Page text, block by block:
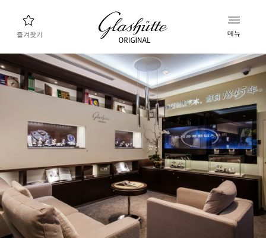
즐겨찾기 메뉴
나에게 맞는 시계 찾기 새로운 컬렉션
컬렉션
컬렉션 살펴보기
글라슈테 오리지널 브랜드
매뉴팩처, 히스토리, 그리고 파트너들
리테일러
부티크와 공식 리테일러